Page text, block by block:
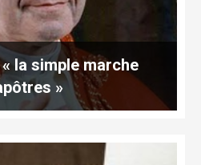
la simple marche
»